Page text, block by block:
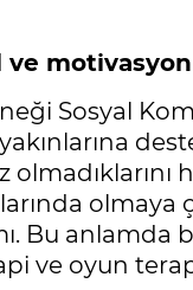
ve
Sosyal
olmaya
Bu anlamda
ve oyun